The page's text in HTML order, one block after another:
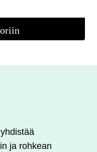
ja rohkean